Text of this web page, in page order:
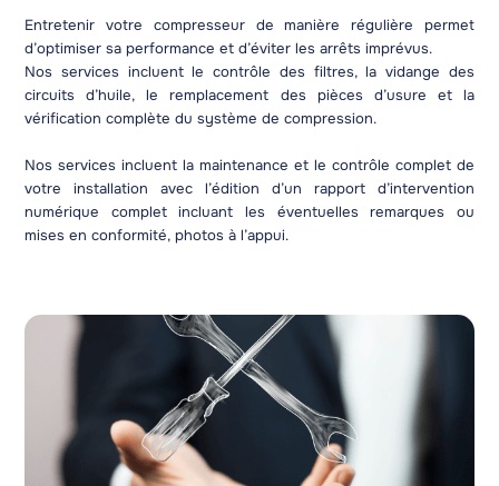
Entretenir votre compresseur de manière régulière permet
d’optimiser sa performance et d’éviter les arrêts imprévus.
Nos services incluent le contrôle des filtres, la vidange des
circuits d’huile, le remplacement des pièces d’usure et la
vérification complète du système de compression.
Nos services incluent la maintenance et le contrôle complet de
votre installation avec l’édition d’un rapport d’intervention
numérique complet incluant les éventuelles remarques ou
mises en conformité, photos à l’appui.